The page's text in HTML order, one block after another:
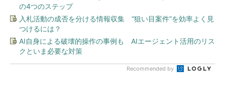
の4つのステップ
入札活動の成否を分ける情報収集 “狙い目案件”を効率よく見
つけるには？
AI自身による破壊的操作の事例も AIエージェント活用のリス
クといま必要な対策
Recommended by